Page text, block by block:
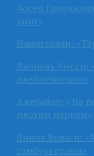
Хосеп
книг»
Наингголан:
Лионель Месси:
плеймейкером»
Адебайор: «Не
плохим парнем»
Янник Боласи:
гамбургерами»